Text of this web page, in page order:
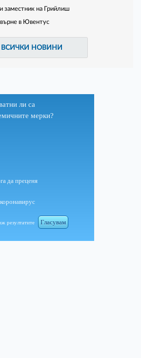
заместник на Грийлиш
върне в Ювентус
ВСИЧКИ НОВИНИ
ли са
мерки?
да преценя
резултатите Гласувам